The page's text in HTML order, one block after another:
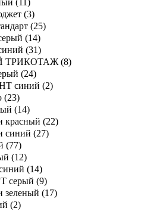
(
)
(3)
(25)
(14)
(31)
ТРИКОТАЖ (8)
(24)
синий (2)
(23)
(14)
красный (22)
синий (27)
(77)
(12)
(14)
серый (9)
зеленый (17)
(2)